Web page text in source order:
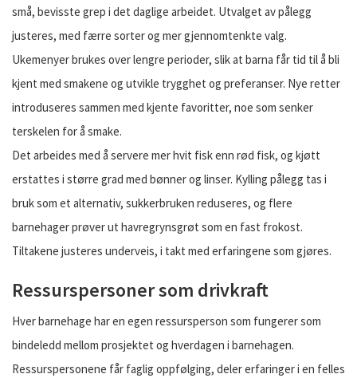
små, bevisste grep i det daglige arbeidet. Utvalget av pålegg
justeres, med færre sorter og mer gjennomtenkte valg.
Ukemenyer brukes over lengre perioder, slik at barna får tid til å bli
kjent med smakene og utvikle trygghet og preferanser. Nye retter
introduseres sammen med kjente favoritter, noe som senker
terskelen for å smake.
Det arbeides med å servere mer hvit fisk enn rød fisk, og kjøtt
erstattes i større grad med bønner og linser. Kylling pålegg tas i
bruk som et alternativ, sukkerbruken reduseres, og flere
barnehager prøver ut havregrynsgrøt som en fast frokost.
Tiltakene justeres underveis, i takt med erfaringene som gjøres.
Ressurspersoner som drivkraft
Hver barnehage har en egen ressursperson som fungerer som
bindeledd mellom prosjektet og hverdagen i barnehagen.
Ressurspersonene får faglig oppfølging, deler erfaringer i en felles